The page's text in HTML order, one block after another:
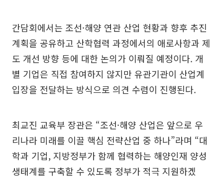
간담회에서는 조선·해양 연관 산업 현황과 향후 추진
계획을 공유하고 산학협력 과정에서의 애로사항과 제
도 개선 방향 등에 대한 논의가 이뤄질 예정이다. 개
별 기업은 직접 참여하지 않지만 유관기관이 산업계
입장을 전달하는 방식으로 의견 수렴이 진행된다.
최교진 교육부 장관은 “조선·해양 산업은 앞으로 우
리나라 미래를 이끌 핵심 전략산업 중 하나”라며 “대
학과 기업, 지방정부가 함께 협력하는 해양인재 양성
생태계를 구축할 수 있도록 정부가 적극 지원하겠